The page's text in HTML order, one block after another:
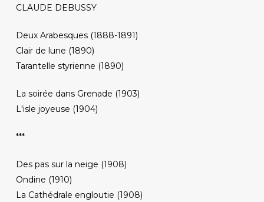
CLAUDE DEBUSSY
Deux Arabesques (1888-1891)
Clair de lune (1890)
Tarantelle styrienne (1890)
La soirée dans Grenade (1903)
L'isle joyeuse (1904)
***
Des pas sur la neige (1908)
Ondine (1910)
La Cathédrale engloutie (1908)